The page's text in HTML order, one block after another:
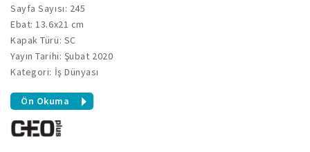
Sayfa Sayısı: 245
Ebat: 13.6x21 cm
Kapak Türü: SC
Yayın Tarihi: Şubat 2020
Kategori: İş Dünyası
Ön Okuma